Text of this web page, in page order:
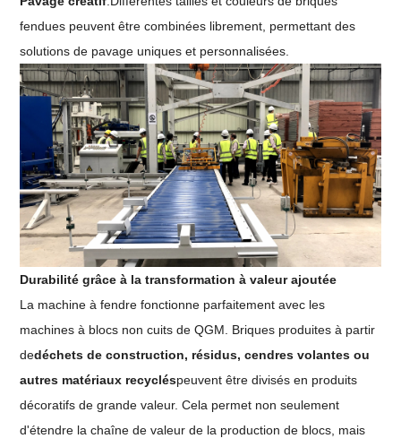
fendues peuvent être combinées librement, permettant des
solutions de pavage uniques et personnalisées.
Durabilité grâce à la transformation à valeur ajoutée
La machine à fendre fonctionne parfaitement avec les
machines à blocs non cuits de QGM. Briques produites à partir
dedéchets de construction, résidus, cendres volantes ou
autres matériaux recycléspeuvent être divisés en produits
décoratifs de grande valeur. Cela permet non seulement
d'étendre la chaîne de valeur de la production de blocs, mais